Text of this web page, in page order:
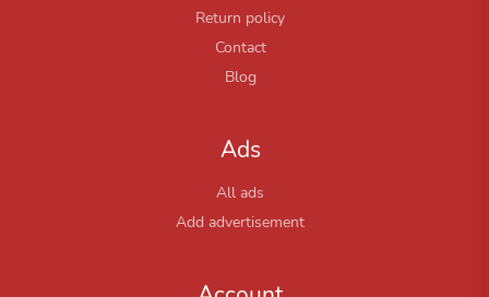
Return policy
Contact
Blog
Ads
All ads
Add advertisement